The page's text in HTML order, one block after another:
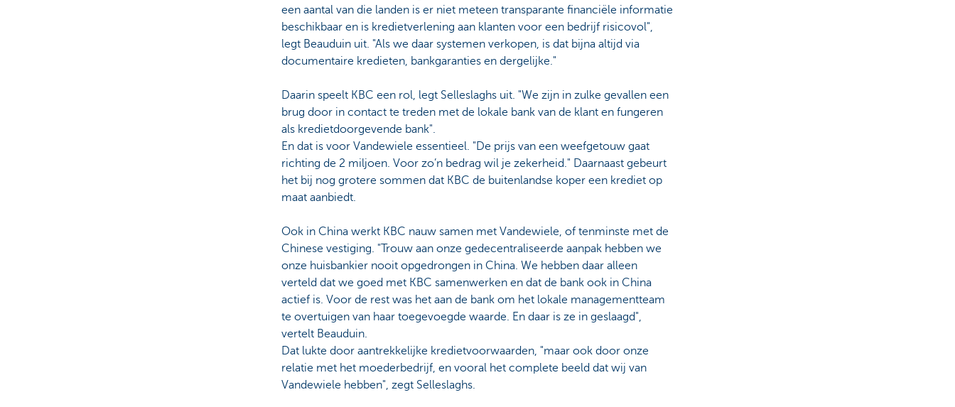
een aantal van die landen is er niet meteen transparante financiële informatie
beschikbaar en is kredietverlening aan klanten voor een bedrijf risicovol",
legt Beauduin uit. "Als we daar systemen verkopen, is dat bijna altijd via
documentaire kredieten, bankgaranties en dergelijke."
Daarin speelt KBC een rol, legt Selleslaghs uit. "We zijn in zulke gevallen een
brug door in contact te treden met de lokale bank van de klant en fungeren
als kredietdoorgevende bank".
En dat is voor Vandewiele essentieel. "De prijs van een weefgetouw gaat
richting de 2 miljoen. Voor zo’n bedrag wil je zekerheid." Daarnaast gebeurt
het bij nog grotere sommen dat KBC de buitenlandse koper een krediet op
maat aanbiedt.
Ook in China werkt KBC nauw samen met Vandewiele, of tenminste met de
Chinese vestiging. "Trouw aan onze gedecentraliseerde aanpak hebben we
onze huisbankier nooit opgedrongen in China. We hebben daar alleen
verteld dat we goed met KBC samenwerken en dat de bank ook in China
actief is. Voor de rest was het aan de bank om het lokale managementteam
te overtuigen van haar toegevoegde waarde. En daar is ze in geslaagd",
vertelt Beauduin.
Dat lukte door aantrekkelijke kredietvoorwaarden, "maar ook door onze
relatie met het moederbedrijf, en vooral het complete beeld dat wij van
Vandewiele hebben", zegt Selleslaghs.